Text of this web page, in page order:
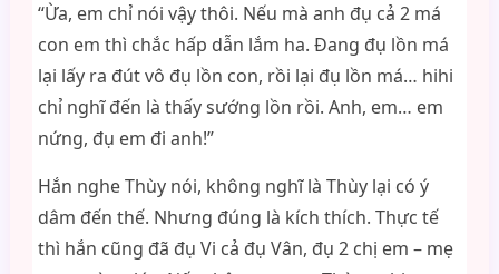
“Ừa, em chỉ nói vậy thôi. Nếu mà anh đụ cả 2 má
con em thì chắc hấp dẫn lắm ha. Đang đụ lồn má
lại lấy ra đút vô đụ lồn con, rồi lại đụ lồn má… hihi
chỉ nghĩ đến là thấy sướng lồn rồi. Anh, em… em
nứng, đụ em đi anh!”
Hắn nghe Thùy nói, không nghĩ là Thùy lại có ý
dâm đến thế. Nhưng đúng là kích thích. Thực tế
thì hắn cũng đã đụ Vi cả đụ Vân, đụ 2 chị em – mẹ